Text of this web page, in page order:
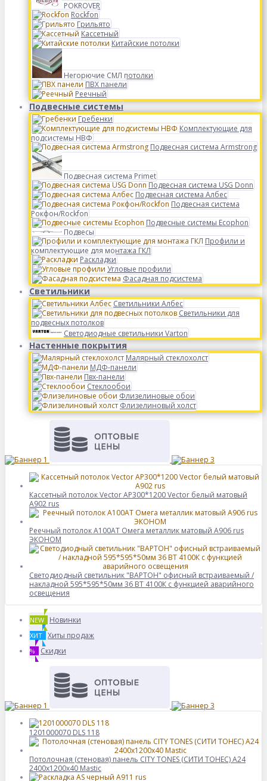
POKROVER
Rockfon
Грильято
Кассетный
Китайские потолки
Негорючие СМЛ потолки
ПВХ панели
Реечный
Подвесные системы
Гребенки
Комплектующие для
подсистемы НВФ
Подвесная система Armstrong
Подвесная система Primet
Подвесная система USG Donn
Подвесная система Албес
Подвесная система
Рокфон/Rockfon
Подвесные системы Ecophon
Подвесы
Профили и
комплектующие для монтажа ГКЛ
Раскладки
Угловые профили
Фасадная подсистема
Светильники
Светильники Албес
Светильники для
подвесных потолков
Светодиодные светильники Varton
Настенные покрытия
Малярный стеклохолст
МДФ-панели
Пвх-панели
Стеклообои
Флизелиновые обои
Флизелиновый холст
Кассетный потолок Vector AP300*1200 Vector белый матовый
А902 rus
Реечный потолок A100AT Омега металлик матовый А906 rus
ЭКОНОМ
Светодиодный светильник "ВАРТОН" офисный встраиваемый /
накладной 595*595*50мм 36 ВТ 4100К с функцией аварийного
освещения
NEW Новинки
ХИТ Хиты продаж
% Скидки
1201000070 DLS 118
Потолочная (стеновая) панель CITY TONES (CИТИ ТОНЕС) A24
2400x1200x40 Mastic